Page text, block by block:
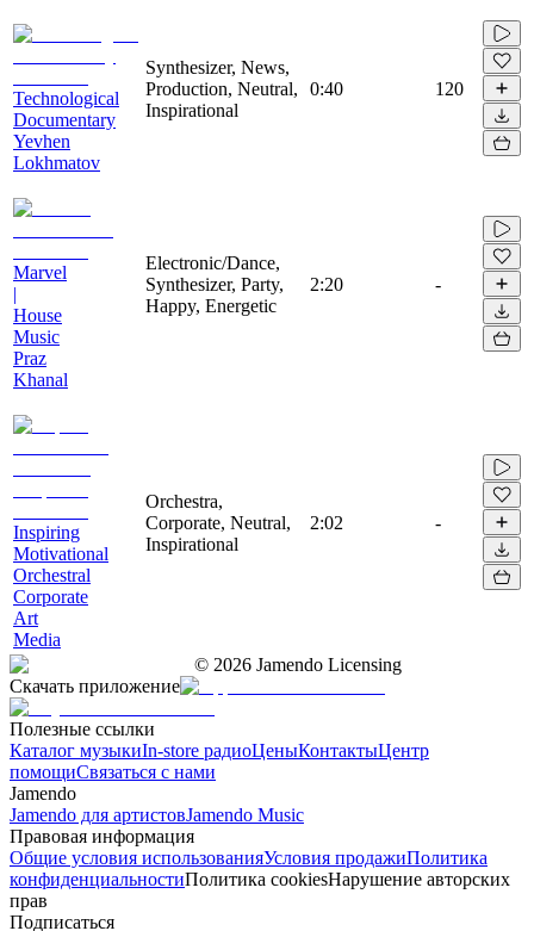
Technological
Documentary
Yevhen
Lokhmatov
Synthesizer, News,
Production, Neutral,
Inspirational
0:40 120
Marvel
|
House
Music
Praz
Khanal
Electronic/Dance,
Synthesizer, Party,
Happy, Energetic
2:20 -
Inspiring
Motivational
Orchestral
Corporate
Art
Media
Orchestra,
Corporate, Neutral,
Inspirational
2:02 -
© 2026 Jamendo Licensing
Скачать приложение
Полезные ссылки
Каталог музыкиIn-store радиоЦеныКонтактыЦентр
помощиСвязаться с нами
Jamendo
Jamendo для артистовJamendo Music
Правовая информация
Общие условия использованияУсловия продажиПолитика
конфиденциальностиПолитика cookiesНарушение авторских
прав
Подписаться